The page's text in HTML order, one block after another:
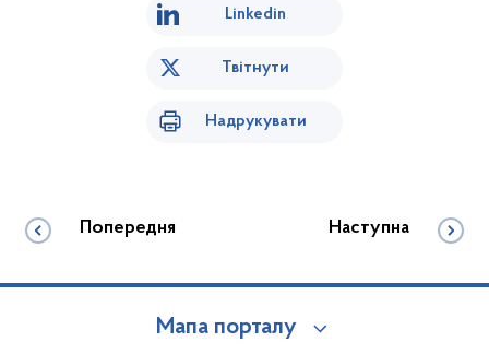
Linkedin
Твітнути
Надрукувати
Попередня Наступна
Мапа порталу